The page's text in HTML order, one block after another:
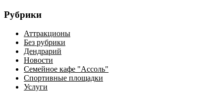
Рубрики
Аттракционы
Без рубрики
Дендрарий
Новости
Семейное кафе "Ассоль"
Спортивные площадки
Услуги